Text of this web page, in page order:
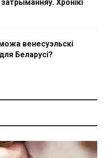
Хронікі
венесуэльскі
Беларусі?